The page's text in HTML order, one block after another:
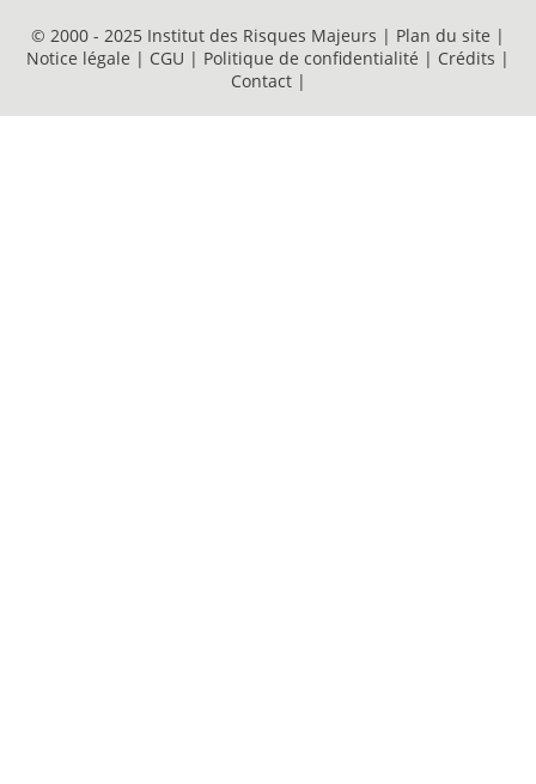
© 2000 - 2025 Institut des Risques Majeurs | Plan du site |
Notice légale | CGU | Politique de confidentialité | Crédits |
Contact |